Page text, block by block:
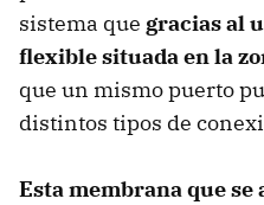
sistema que gracias al
flexible situada en la
que un mismo puerto
distintos tipos de
Esta membrana que